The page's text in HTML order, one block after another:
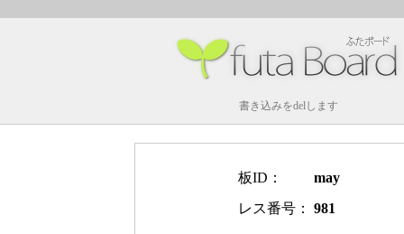
書き込みをdelします
板ID：
may
レス番号：
981